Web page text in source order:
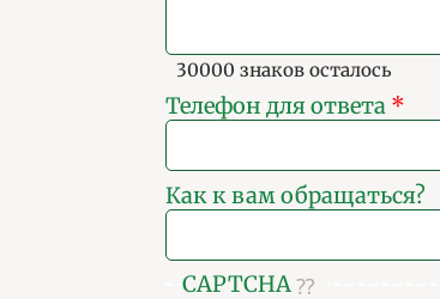
30000 знаков осталось
Телефон для ответа *
Как к вам обращаться?
CAPTCHA